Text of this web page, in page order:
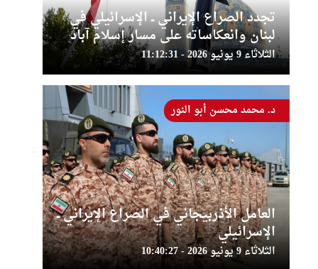
تجدد الصراع الإيراني ــ الإسرائيلي في
لبنان وانعكاساته على مسار إسلام آباد
الثلاثاء 9 يونيو 2026 - 11:12:31
العامل الأذربيجاني في الصراع الإيراني ــ
الإسرائيلي
الثلاثاء 9 يونيو 2026 - 10:40:27
د. محمد محسن أبو النور